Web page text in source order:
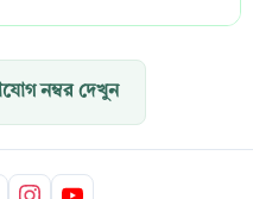
নম্বর দেখুন